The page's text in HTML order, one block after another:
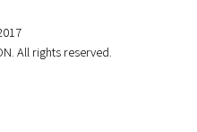
All rights reserved.